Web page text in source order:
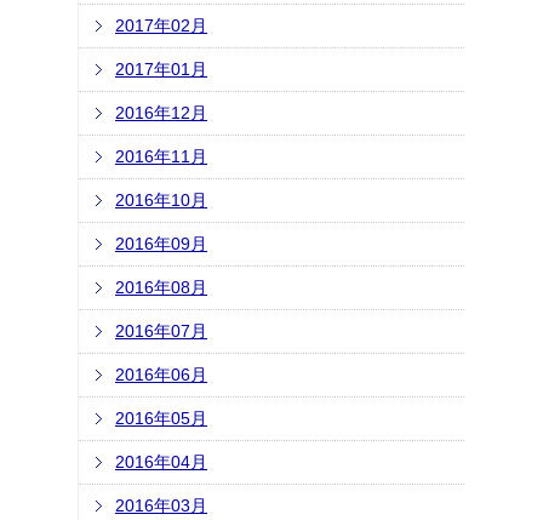
2017年02月
2017年01月
2016年12月
2016年11月
2016年10月
2016年09月
2016年08月
2016年07月
2016年06月
2016年05月
2016年04月
2016年03月